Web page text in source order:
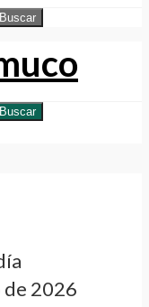
Buscar
Buscar